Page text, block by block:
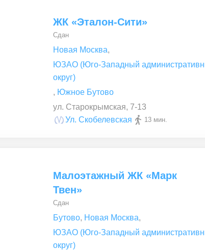
ЖК «Эталон-Сити»
Сдан
Новая Москва,
ЮЗАО (Юго-Западный
округ)
, Южное Бутово
ул. Старокрымская, 7-13
Ул. Скобелевская
13 мин.
Малоэтажный ЖК «Марк
Твен»
Сдан
Бутово, Новая Москва,
ЮЗАО (Юго-Западный
округ)